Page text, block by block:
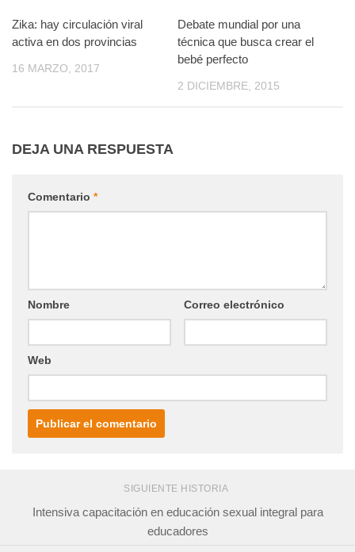
Zika: hay circulación viral
activa en dos provincias
16 MARZO, 2017
Debate mundial por una
técnica que busca crear el
bebé perfecto
2 DICIEMBRE, 2015
DEJA UNA RESPUESTA
Comentario *
Nombre Correo electrónico
Web
SIGUIENTE HISTORIA
Intensiva capacitación en educación sexual integral para
educadores